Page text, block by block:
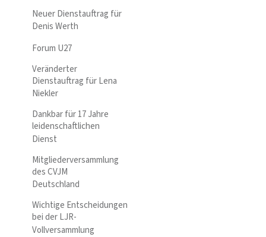
Neuer Dienstauftrag für
Denis Werth
Forum U27
Veränderter
Dienstauftrag für Lena
Niekler
Dankbar für 17 Jahre
leidenschaftlichen
Dienst
Mitgliederversammlung
des CVJM
Deutschland
Wichtige Entscheidungen
bei der LJR-
Vollversammlung